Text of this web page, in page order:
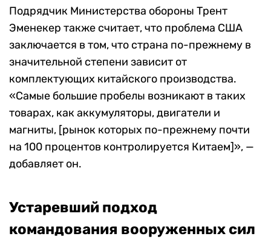
Подрядчик Министерства обороны Трент
Эменекер также считает, что проблема США
заключается в том, что страна по-прежнему в
значительной степени зависит от
комплектующих китайского производства.
«Самые большие пробелы возникают в таких
товарах, как аккумуляторы, двигатели и
магниты, [рынок которых по-прежнему почти
на 100 процентов контролируется Китаем]», —
добавляет он.
Устаревший подход
командования вооруженных сил